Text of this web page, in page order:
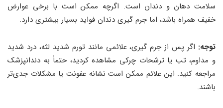
سلامت دهان و دندان است. اگرچه ممکن است با برخی عوارض
خفیف همراه باشد، اما جرم گیری دندان فواید بسیار بیشتری دارد.
توجه: اگر پس از جرم‌ گیری، علائمی مانند تورم شدید لثه، درد شدید
و مداوم، تب یا ترشحات چرکی مشاهده کردید، حتماً به دندانپزشک
مراجعه کنید. این علائم ممکن است نشانه عفونت یا مشکلات جدی‌تر
باشند.